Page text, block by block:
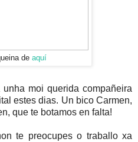
de aquí
moi querida compañeira
estes dias. Un bico Carmen,
que te botamos en falta!
te preocupes o traballo xa